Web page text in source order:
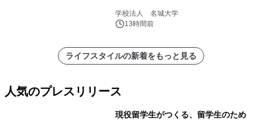
学校法人 名城大学
13時間前
ライフスタイルの新着をもっと見る
人気のプレスリリース
現役留学生がつくる、留学生のため